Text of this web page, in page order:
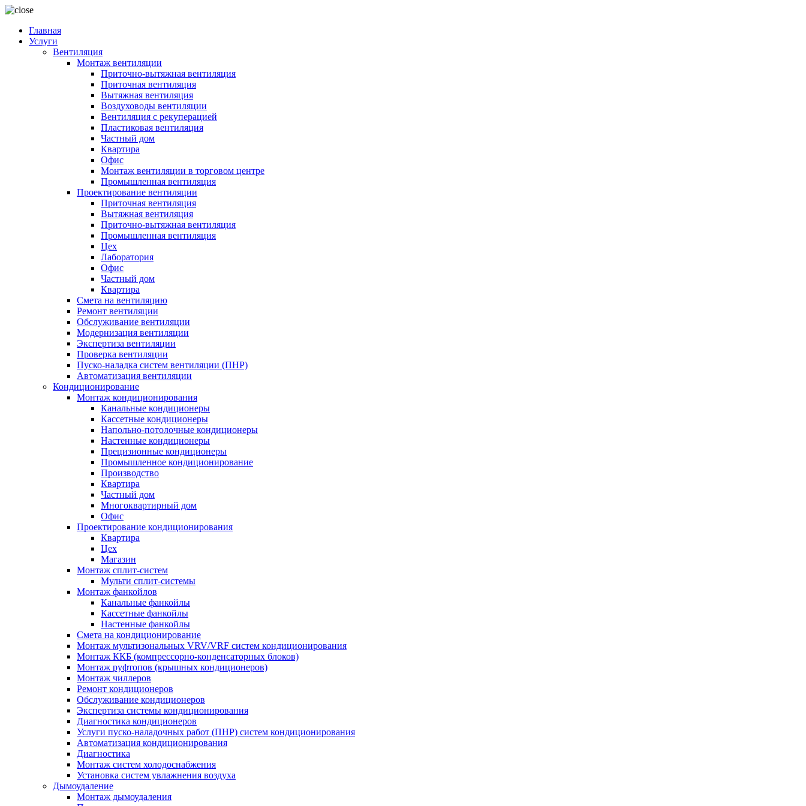
Главная
Услуги
Вентиляция
Монтаж вентиляции
Приточно-вытяжная вентиляция
Приточная вентиляция
Вытяжная вентиляция
Воздуховоды вентиляции
Вентиляция с рекуперацией
Пластиковая вентиляция
Частный дом
Квартира
Офис
Монтаж вентиляции в торговом центре
Промышленная вентиляция
Проектирование вентиляции
Приточная вентиляция
Вытяжная вентиляция
Приточно-вытяжная вентиляция
Промышленная вентиляция
Цех
Лаборатория
Офис
Частный дом
Квартира
Смета на вентиляцию
Ремонт вентиляции
Обслуживание вентиляции
Модернизация вентиляции
Экспертиза вентиляции
Проверка вентиляции
Пуско-наладка систем вентиляции (ПНР)
Автоматизация вентиляции
Кондиционирование
Монтаж кондиционирования
Канальные кондиционеры
Кассетные кондиционеры
Напольно-потолочные кондиционеры
Настенные кондиционеры
Прецизионные кондиционеры
Промышленное кондиционирование
Производство
Квартира
Частный дом
Многоквартирный дом
Офис
Проектирование кондиционирования
Квартира
Цех
Магазин
Монтаж сплит-систем
Мульти сплит-системы
Монтаж фанкойлов
Канальные фанкойлы
Кассетные фанкойлы
Настенные фанкойлы
Смета на кондиционирование
Монтаж мультизональных VRV/VRF систем кондиционирования
Монтаж ККБ (компрессорно-конденсаторных блоков)
Монтаж руфтопов (крышных кондиционеров)
Монтаж чиллеров
Ремонт кондиционеров
Обслуживание кондиционеров
Экспертиза системы кондиционирования
Диагностика кондиционеров
Услуги пуско-наладочных работ (ПНР) систем кондиционирования
Автоматизация кондиционирования
Диагностика
Монтаж систем холодоснабжения
Установка систем увлажнения воздуха
Дымоудаление
Монтаж дымоудаления